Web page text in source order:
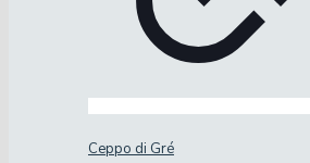
Ceppo di Gré